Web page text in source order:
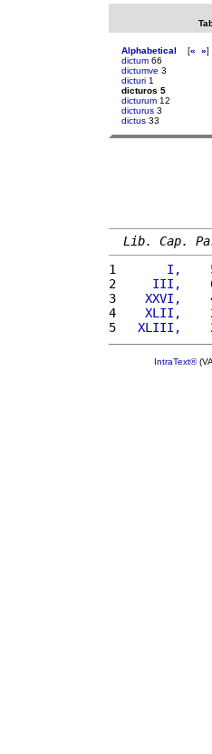
Alphabetical [« »]
dictum 66
dictumve 3
dicturi 1
dicturos 5
dicturum 12
dicturus 3
dictus 33
Lib. Cap.
1
I,
2
III,
3
XXVI,
4
XLII,
5
XLIII,
IntraText®